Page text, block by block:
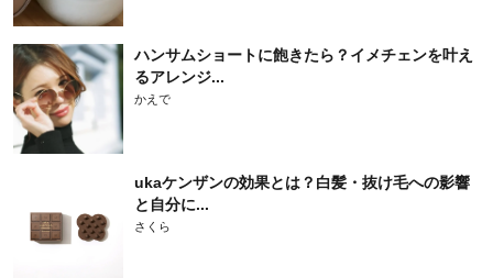
ハンサムショートに飽きたら？イメチェンを叶え
るアレンジ...
かえで
ukaケンザンの効果とは？白髪・抜け毛への影響
と自分に...
さくら